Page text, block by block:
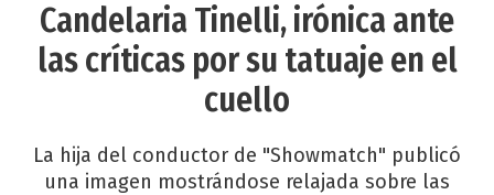
Candelaria Tinelli, irónica ante
las críticas por su tatuaje en el
cuello
La hija del conductor de "Showmatch" publicó
una imagen mostrándose relajada sobre las